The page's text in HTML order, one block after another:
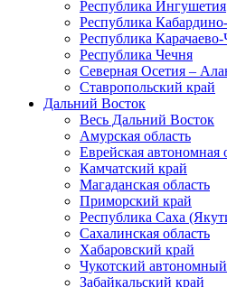
Республика Ингушетия
Республика
Республика Карачаево-
Республика Чечня
Северная Осетия –
Ставропольский край
Дальний Восток
Весь Дальний Восток
Амурская область
Еврейская автономная
Камчатский край
Магаданская область
Приморский край
Республика Саха
Сахалинская область
Хабаровский край
Чукотский
Забайкальский край